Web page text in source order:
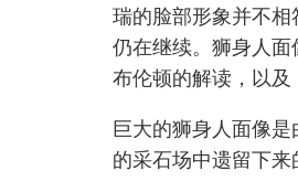
瑞的脸部形象并不
仍在继续。狮身人面
布伦顿的解读，以及
巨大的狮身人面像
的采石场中遗留下来